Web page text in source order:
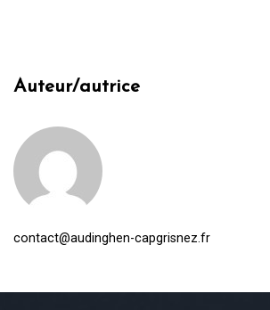
Auteur/autrice
contact@audinghen-capgrisnez.fr